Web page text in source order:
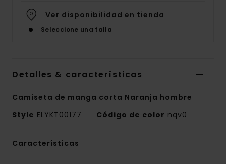
Ver disponibilidad en tienda
Seleccione una talla
Detalles & características
Camiseta de manga corta Naranja hombre
Style ELYKT00177 Código de color nqv0
Características